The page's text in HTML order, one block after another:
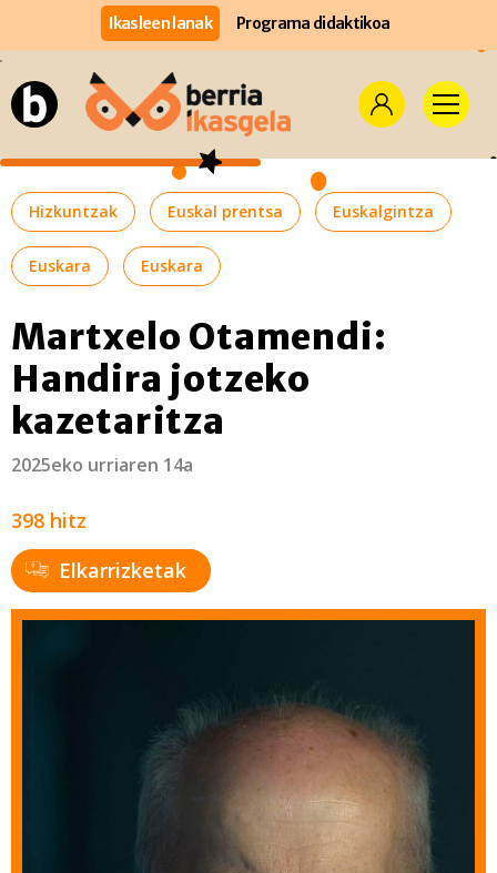
Ikasleen lanak Programa didaktikoa
Hizkuntzak Euskal prentsa Euskalgintza
Euskara Euskara
Martxelo Otamendi:
Handira jotzeko
kazetaritza
2025eko urriaren 14a
398 hitz
Elkarrizketak